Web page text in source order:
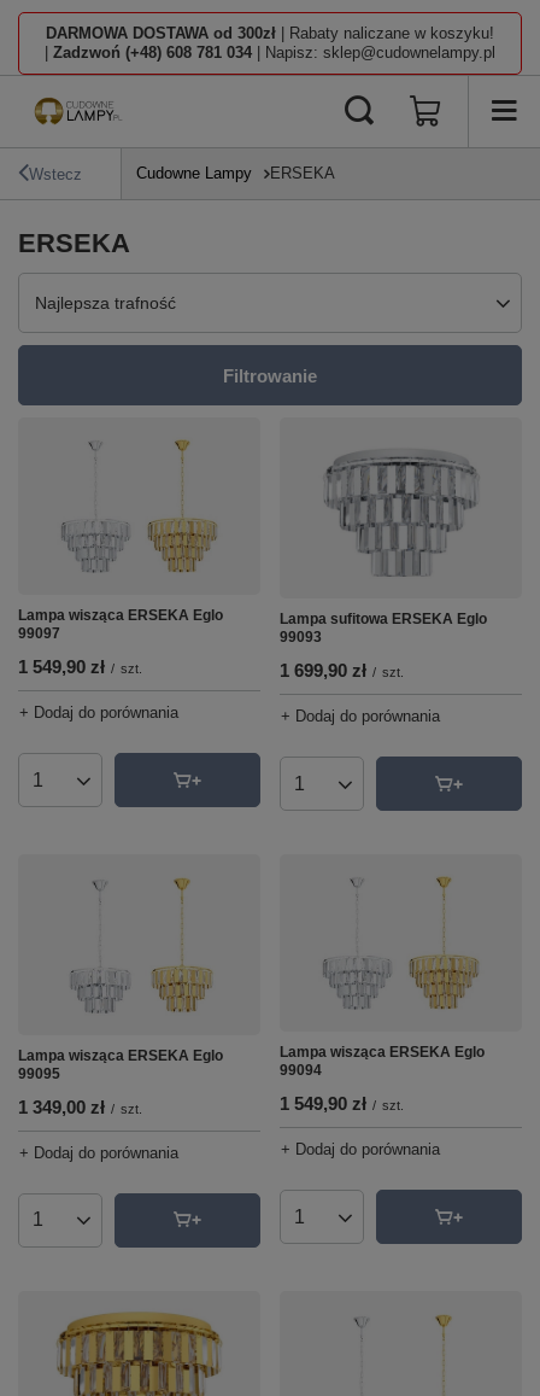
DARMOWA DOSTAWA od 300zł | Rabaty naliczane w koszyku!
Zadzwoń (+48) 608 781 034 | Napisz: sklep@cudownelampy.pl
Wstecz Cudowne Lampy ERSEKA
ERSEKA
Zmień sortowanie
Najlepsza trafność
Filtrowanie
Lampa wisząca ERSEKA Eglo
99097
1 549,90 zł / szt.
+ Dodaj do porównania
Ilość produktów
Lampa sufitowa ERSEKA Eglo
99093
1 699,90 zł / szt.
+ Dodaj do porównania
Ilość produktów
Lampa wisząca ERSEKA Eglo
99095
1 349,00 zł / szt.
+ Dodaj do porównania
Ilość produktów
Lampa wisząca ERSEKA Eglo
99094
1 549,90 zł / szt.
+ Dodaj do porównania
Ilość produktów